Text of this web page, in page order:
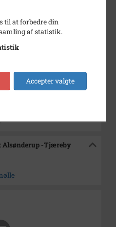
1976
Alsønderup -
Alsønderup -Tjæreby
til at forbedre din
af statistik.
Accepter valgte